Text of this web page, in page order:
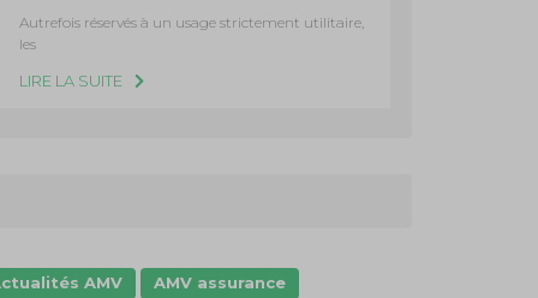
Autrefois réservés à un usage strictement utilitaire,
les
LIRE LA SUITE
AMV
AMV assurance